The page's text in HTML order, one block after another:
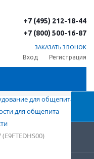
+7 (495) 212-18-44
+7 (800) 500-16-87
ЗАКАЗАТЬ ЗВОНОК
Вход Регистрация
для общепита
для общепита